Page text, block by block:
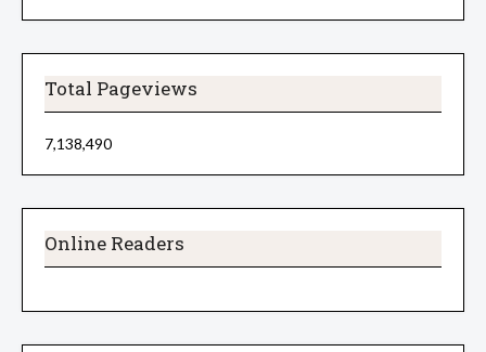
Total Pageviews
7,138,490
Online Readers